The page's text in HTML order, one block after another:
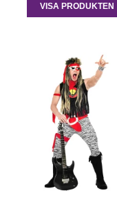
VISA PRODUKTEN